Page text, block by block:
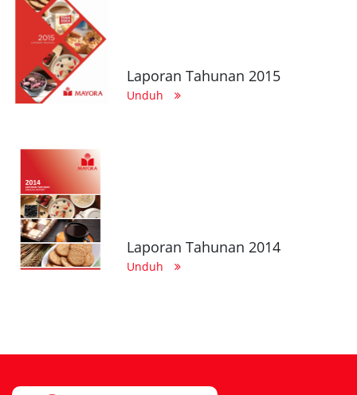
Laporan Tahunan 2015
Unduh
Laporan Tahunan 2014
Unduh